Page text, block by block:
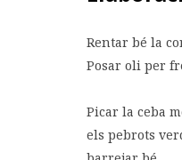
Rentar bé la
Posar oli per
Picar la ceba
els pebrots